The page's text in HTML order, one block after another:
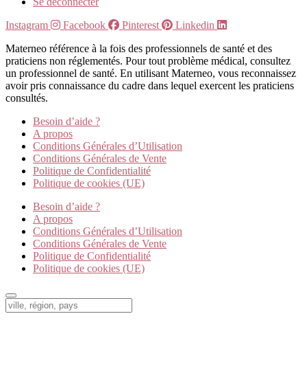
Instagram
Facebook Pinterest
Linkedin
Materneo référence à la fois des professionnels de santé et des
praticiens non réglementés. Pour tout problème médical, consultez
un professionnel de santé. En utilisant Materneo, vous reconnaissez
avoir pris connaissance du cadre dans lequel exercent les praticiens
consultés.
Besoin d’aide ?
A propos
Conditions Générales d’Utilisation
Conditions Générales de Vente
Politique de Confidentialité
Politique de cookies (UE)
Besoin d’aide ?
A propos
Conditions Générales d’Utilisation
Conditions Générales de Vente
Politique de Confidentialité
Politique de cookies (UE)